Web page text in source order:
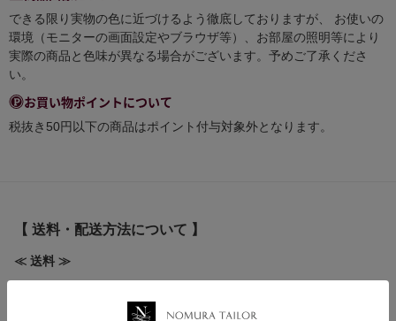
できる限り実物の色に近づけるよう徹底しておりますが、 お使いの
環境（モニターの画面設定やブラウザ等）、お部屋の照明等により
実際の商品と色味が異なる場合がございます。予めご了承くださ
い。
お買い物ポイントについて
税抜き50円以下の商品はポイント付与対象外となります。
【 送料・配送方法について 】
≪ 送料 ≫
ゆうパケット 250円(規定のサイズ等の条件有)